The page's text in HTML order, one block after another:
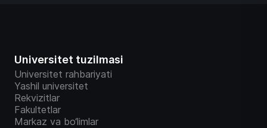
Universitet tuzilmasi
Universitet rahbariyati
Yashil universitet
Rekvizitlar
Fakultetlar
Markaz va bo‘limlar